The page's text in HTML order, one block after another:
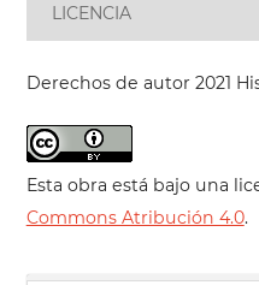
LICENCIA
Derechos de autor 2021
Esta obra está bajo una
Commons Atribución 4.0.